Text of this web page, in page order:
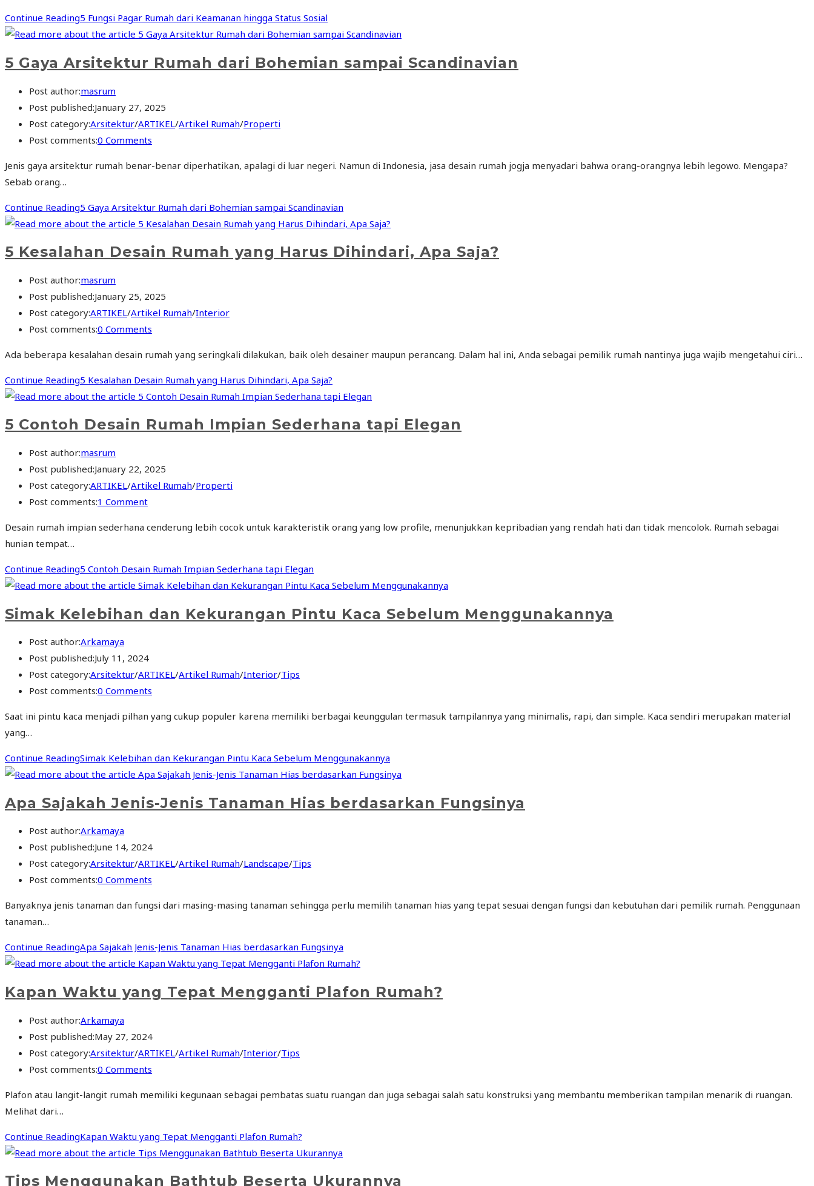
Continue Reading5 Fungsi Pagar Rumah dari Keamanan hingga Status Sosial
5 Gaya Arsitektur Rumah dari Bohemian sampai Scandinavian
Post author:masrum
Post published:January 27, 2025
Post category:Arsitektur/ARTIKEL/Artikel Rumah/Properti
Post comments:0 Comments
Jenis gaya arsitektur rumah benar-benar diperhatikan, apalagi di luar negeri. Namun di Indonesia, jasa desain rumah jogja menyadari bahwa orang-orangnya lebih legowo. Mengapa?
Sebab orang…
Continue Reading5 Gaya Arsitektur Rumah dari Bohemian sampai Scandinavian
5 Kesalahan Desain Rumah yang Harus Dihindari, Apa Saja?
Post author:masrum
Post published:January 25, 2025
Post category:ARTIKEL/Artikel Rumah/Interior
Post comments:0 Comments
Ada beberapa kesalahan desain rumah yang seringkali dilakukan, baik oleh desainer maupun perancang. Dalam hal ini, Anda sebagai pemilik rumah nantinya juga wajib mengetahui ciri…
Continue Reading5 Kesalahan Desain Rumah yang Harus Dihindari, Apa Saja?
5 Contoh Desain Rumah Impian Sederhana tapi Elegan
Post author:masrum
Post published:January 22, 2025
Post category:ARTIKEL/Artikel Rumah/Properti
Post comments:1 Comment
Desain rumah impian sederhana cenderung lebih cocok untuk karakteristik orang yang low profile, menunjukkan kepribadian yang rendah hati dan tidak mencolok. Rumah sebagai
hunian tempat…
Continue Reading5 Contoh Desain Rumah Impian Sederhana tapi Elegan
Simak Kelebihan dan Kekurangan Pintu Kaca Sebelum Menggunakannya
Post author:Arkamaya
Post published:July 11, 2024
Post category:Arsitektur/ARTIKEL/Artikel Rumah/Interior/Tips
Post comments:0 Comments
Saat ini pintu kaca menjadi pilhan yang cukup populer karena memiliki berbagai keunggulan termasuk tampilannya yang minimalis, rapi, dan simple. Kaca sendiri merupakan material
yang…
Continue ReadingSimak Kelebihan dan Kekurangan Pintu Kaca Sebelum Menggunakannya
Apa Sajakah Jenis-Jenis Tanaman Hias berdasarkan Fungsinya
Post author:Arkamaya
Post published:June 14, 2024
Post category:Arsitektur/ARTIKEL/Artikel Rumah/Landscape/Tips
Post comments:0 Comments
Banyaknya jenis tanaman dan fungsi dari masing-masing tanaman sehingga perlu memilih tanaman hias yang tepat sesuai dengan fungsi dan kebutuhan dari pemilik rumah. Penggunaan
tanaman…
Continue ReadingApa Sajakah Jenis-Jenis Tanaman Hias berdasarkan Fungsinya
Kapan Waktu yang Tepat Mengganti Plafon Rumah?
Post author:Arkamaya
Post published:May 27, 2024
Post category:Arsitektur/ARTIKEL/Artikel Rumah/Interior/Tips
Post comments:0 Comments
Plafon atau langit-langit rumah memiliki kegunaan sebagai pembatas suatu ruangan dan juga sebagai salah satu konstruksi yang membantu memberikan tampilan menarik di ruangan.
Melihat dari…
Continue ReadingKapan Waktu yang Tepat Mengganti Plafon Rumah?
Tips Menggunakan Bathtub Beserta Ukurannya